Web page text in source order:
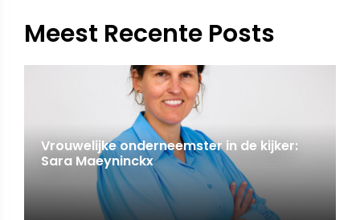
Meest Recente Posts
Vrouwelijke onderneemster in de kijker:
Sara Maeyninckx